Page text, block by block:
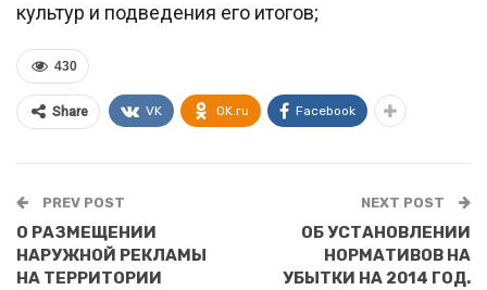
культур и подведения его итогов;
430
Share VK OK.ru Facebook
PREV POST
О РАЗМЕЩЕНИИ
НАРУЖНОЙ РЕКЛАМЫ
НА ТЕРРИТОРИИ
NEXT POST
ОБ УСТАНОВЛЕНИИ
НОРМАТИВОВ НА
УБЫТКИ НА 2014 ГОД.